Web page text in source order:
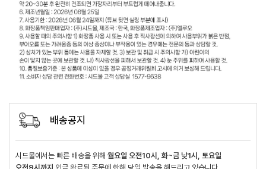
배송공지
시드물에서는 빠른 배송을 위해 월요일 오전10시, 화~금 낮1시, 토요일